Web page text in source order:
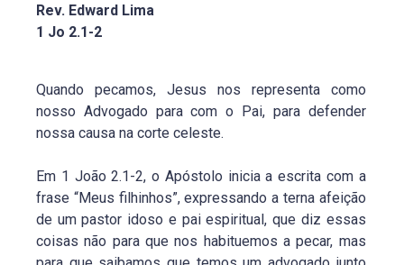
Rev. Edward Lima
1 Jo 2.1-2
Quando pecamos, Jesus nos representa como
nosso Advogado para com o Pai, para defender
nossa causa na corte celeste.
Em 1 João 2.1-2, o Apóstolo inicia a escrita com a
frase “Meus filhinhos”, expressando a terna afeição
de um pastor idoso e pai espiritual, que diz essas
coisas não para que nos habituemos a pecar, mas